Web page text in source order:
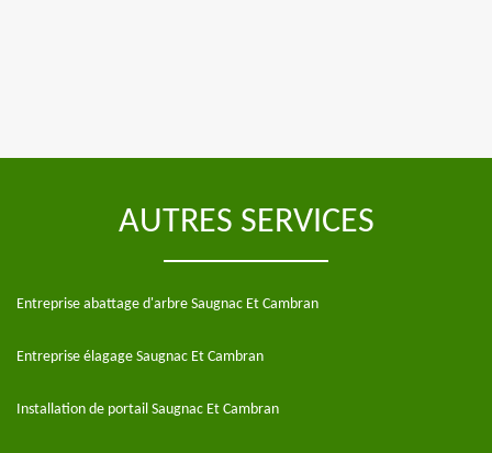
AUTRES SERVICES
Entreprise abattage d'arbre Saugnac Et Cambran
Entreprise élagage Saugnac Et Cambran
Installation de portail Saugnac Et Cambran